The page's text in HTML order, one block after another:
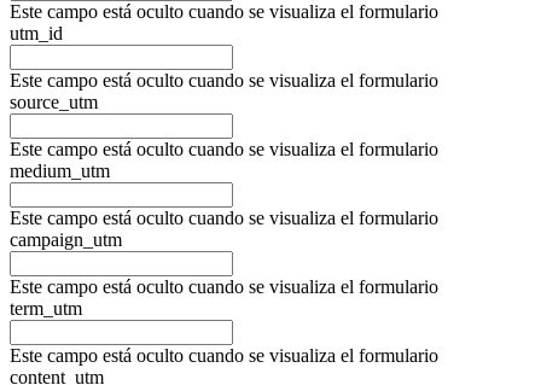
Este campo está oculto cuando se visualiza el formulario
utm_id
Este campo está oculto cuando se visualiza el formulario
source_utm
Este campo está oculto cuando se visualiza el formulario
medium_utm
Este campo está oculto cuando se visualiza el formulario
campaign_utm
Este campo está oculto cuando se visualiza el formulario
term_utm
Este campo está oculto cuando se visualiza el formulario
content_utm